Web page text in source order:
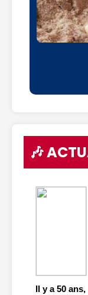
🎶
Il y a 50 ans,